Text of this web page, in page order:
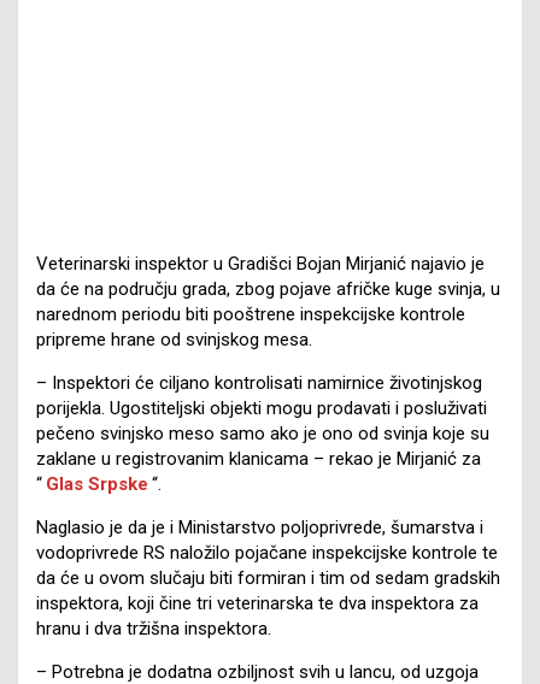
Veterinarski inspektor u Gradišci Bojan Mirjanić najavio je
da će na području grada, zbog pojave afričke kuge svinja, u
narednom periodu biti pooštrene inspekcijske kontrole
pripreme hrane od svinjskog mesa.
– Inspektori će ciljano kontrolisati namirnice životinjskog
porijekla. Ugostiteljski objekti mogu prodavati i posluživati
pečeno svinjsko meso samo ako je ono od svinja koje su
zaklane u registrovanim klanicama – rekao je Mirjanić za
“ Glas Srpske “.
Naglasio je da je i Ministarstvo poljoprivrede, šumarstva i
vodoprivrede RS naložilo pojačane inspekcijske kontrole te
da će u ovom slučaju biti formiran i tim od sedam gradskih
inspektora, koji čine tri veterinarska te dva inspektora za
hranu i dva tržišna inspektora.
– Potrebna je dodatna ozbiljnost svih u lancu, od uzgoja